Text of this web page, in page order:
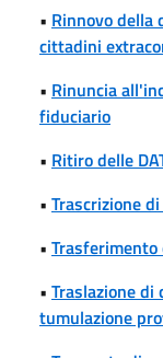
• Rinnovo della
cittadini
• Rinuncia
fiduciario
• Ritiro delle
• Trascrizione
•
• Traslazione
tumulazione